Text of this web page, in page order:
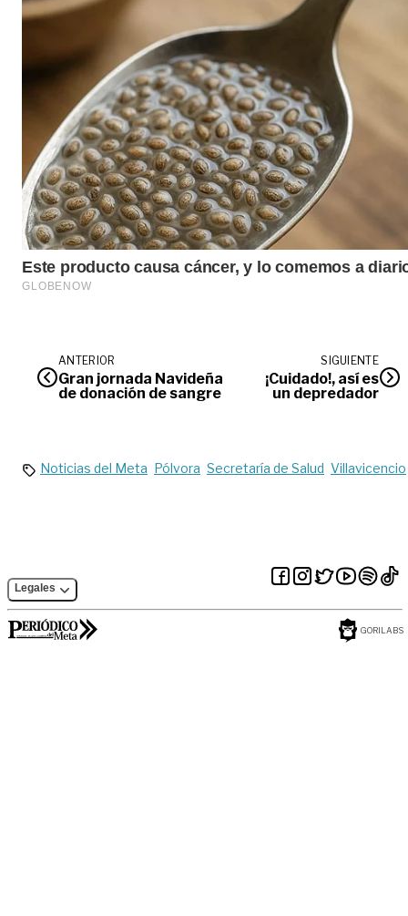
ANTERIOR
Gran jornada Navideña
de donación de sangre
SIGUIENTE
¡Cuidado!, así es
un depredador
Noticias del Meta Pólvora Secretaría de Salud Villavicencio
Legales
GORILABS